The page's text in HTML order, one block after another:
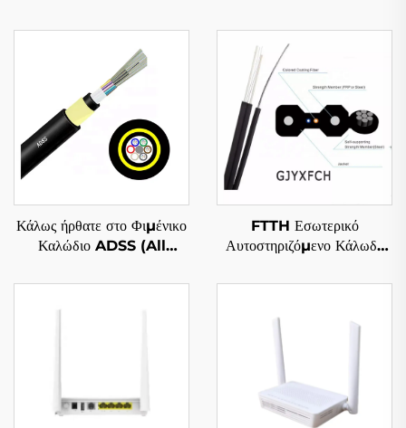
Κάλως ήρθατε στο Φιμένικο
Καλώδιο ADSS (All
Supporting)
FTTH Εσωτερικό
Αυτοστηριζόμενο Κάλωδο
GJYXFCH